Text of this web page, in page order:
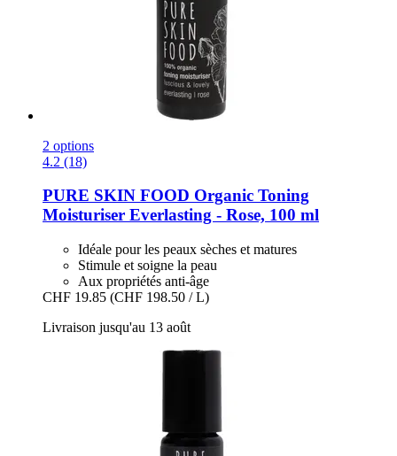
2 options
4.2 (18)
PURE SKIN FOOD Organic Toning
Moisturiser Everlasting -​ Rose, 100 ml
Idéale pour les peaux sèches et matures
Stimule et soigne la peau
Aux propriétés anti-âge
CHF 19.85 (CHF 198.50 / L)
Livraison jusqu'au 13 août